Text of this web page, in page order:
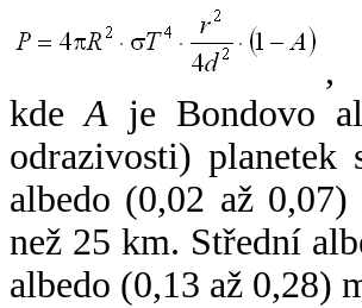
,
kdeA je Bondovo
odrazivosti)
albedo (0,02 až
než 25 km. Střední
albedo (0,13 až 0,28)